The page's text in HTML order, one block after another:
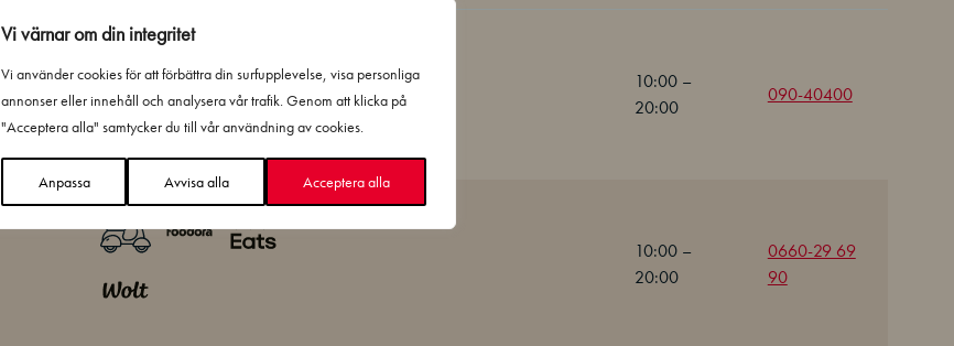
Vi värnar om din integritet
Vi använder cookies för att förbättra din surfupplevelse, visa personliga
annonser eller innehåll och analysera vår trafik. Genom att klicka på
"Acceptera alla" samtycker du till vår användning av cookies.
Anpassa Avvisa alla Acceptera alla
10:00 –
20:00
090-40400
10:00 –
20:00
0660-29 69
90